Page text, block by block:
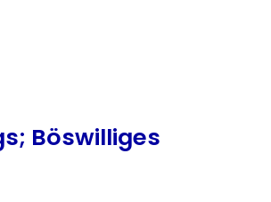
Böswilliges